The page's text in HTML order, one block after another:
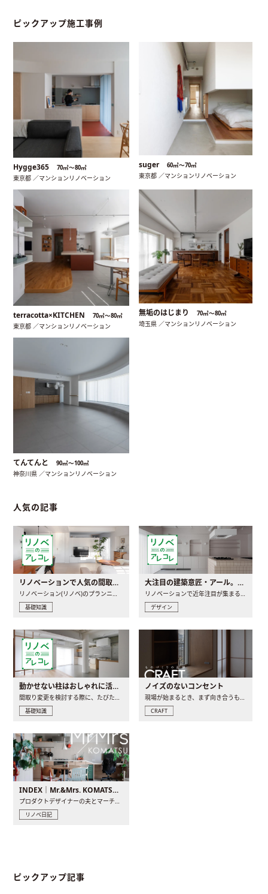
ピックアップ施工事例
Hygge365 70㎡〜80㎡
東京都 ／マンションリノベーション
suger 60㎡〜70㎡
東京都 ／マンションリノベーション
terracotta×KITCHEN 70㎡〜80㎡
東京都 ／マンションリノベーション
無垢のはじまり 70㎡〜80㎡
埼玉県 ／マンションリノベーション
てんてんと 90㎡〜100㎡
神奈川県 ／マンションリノベーション
人気の記事
リノベーションで人気の間取りとは？トレンドの間取りと実例を徹底解説
リノベーション(リノベ)のプランニングで一番最初に決めるのは..
基礎知識
大注目の建築意匠・アール。人気の理由と空間に取り入れるポイント
リノベーションで近年注目が集まる建築意匠の一つであるアール..
デザイン
動かせない柱はおしゃれに活用！柱を魅せるリノベーション(リノベ)4選
間取り変更を検討する際に、たびたび皆さんの頭を悩ませる動か..
基礎知識
ノイズのないコンセント
現場が始まるとき、まず向き合うものの一つがコンセントです..
CRAFT
INDEX｜Mr.&Mrs. KOMATSU renovation diary
プロダクトデザイナーの夫とマーチャンダイザーの妻が、夫婦で..
リノベ日記
ピックアップ記事